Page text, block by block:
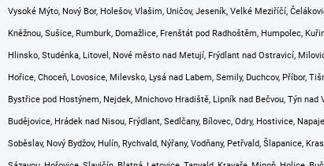
Vysoké Mýto, Nový Bor, Holešov, Vlašim, Uničov, Jeseník, Velké Meziříčí,
Kněžnou, Sušice, Rumburk, Domažlice, Frenštát pod Radhoštěm, Humpolec,
Hlinsko, Studénka, Litovel, Nové město nad Metují, Frýdlant nad Ostravicí,
Hořice, Choceň, Lovosice, Milevsko, Lysá nad Labem, Semily, Duchcov, Příbor,
Bystřice pod Hostýnem, Nejdek, Mnichovo Hradiště, Lipník nad Bečvou, Týn nad
Budějovice, Hrádek nad Nisou, Frýdlant, Sedlčany, Bílovec, Odry, Hostivice,
Soběslav, Nový Bydžov, Hulín, Rychvald, Nýřany, Vodňany, Petřvald, Šlapanice,